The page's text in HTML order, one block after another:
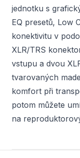
jednotku s
EQ presetů, Low
konektivitu v
XLR/TRS
vstupu a dvou
tvarovaných
komfort při
potom můžete
na